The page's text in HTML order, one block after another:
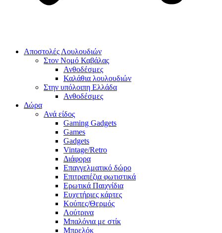
Αποστολές Λουλουδιών
Στον Νομό Καβάλας
Ανθοδέσμες
Καλάθια λουλουδιών
Στην υπόλοιπη Ελλάδα
Ανθοδέσμες
Δώρα
Ανά είδος
Gaming Gadgets
Games
Gadgets
Vintage/Retro
Διάφορα
Επαγγελματικό δώρο
Επιτραπέζια φωτιστικά
Ερωτικά Παιχνίδια
Ευχετήριες κάρτες
Κούπες/Θερμός
Λούτρινα
Μπαλόνια με στίκ
Μπρελόκ